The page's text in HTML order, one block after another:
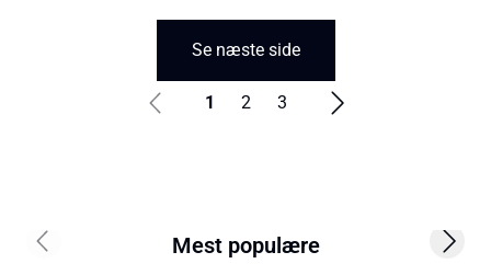
Se næste side
1 2 3
Mest populære
Previous slide Next